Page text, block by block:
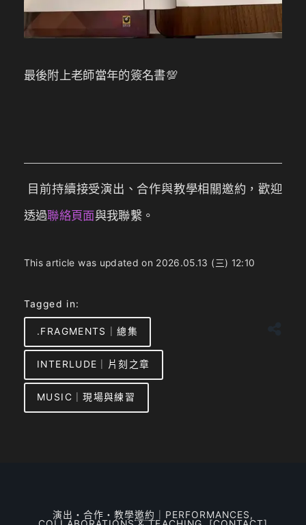
最後附上老師當年的簽名書💯
目前持續接受演出、合作與教學相關邀約，歡迎
透過聯絡頁面與我聯繫。
This article was updated on 2026.05.13 (三) 12:10
Tagged in:
.FRAGMENTS｜總集
INTERLUDE｜片刻之章
MUSIC｜現場與練習
演出・合作・教學邀約
｜PERFORMANCES,